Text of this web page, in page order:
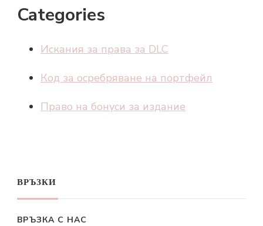
Categories
Искания за права за DLC
Код за осребряване на портфейл
Право на бонуси за издание
ВРЪЗКИ
ВРЪЗКА С НАС